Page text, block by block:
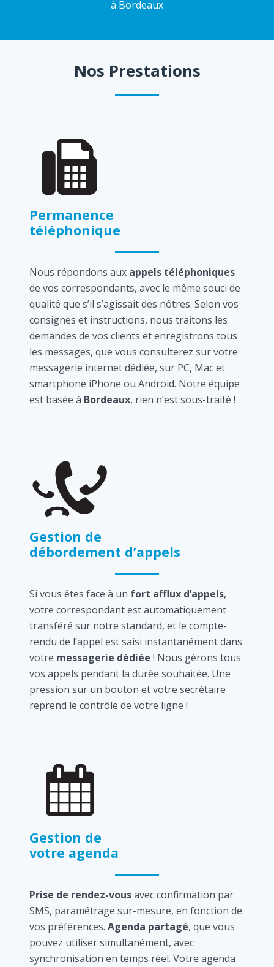
à Bordeaux
Nos Prestations
Permanence
téléphonique
Nous répondons aux appels téléphoniques
de vos correspondants, avec le même souci de
qualité que s’il s’agissait des nôtres. Selon vos
consignes et instructions, nous traitons les
demandes de vos clients et enregistrons tous
les messages, que vous consulterez sur votre
messagerie internet dédiée, sur PC, Mac et
smartphone iPhone ou Android. Notre équipe
est basée à Bordeaux, rien n’est sous-traité !
Gestion de
débordement d’appels
Si vous êtes face à un fort afflux d’appels,
votre correspondant est automatiquement
transféré sur notre standard, et le compte-
rendu de l’appel est saisi instantanément dans
votre messagerie dédiée ! Nous gérons tous
vos appels pendant la durée souhaitée. Une
pression sur un bouton et votre secrétaire
reprend le contrôle de votre ligne !
Gestion de
votre agenda
Prise de rendez-vousavec confirmation par
SMS, paramétrage sur-mesure, en fonction de
vos préférences. Agenda partagé, que vous
pouvez utiliser simultanément, avec
synchronisation en temps réel. Votre agenda